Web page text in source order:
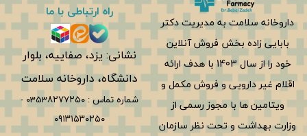
داروخانه سلامت به مدیریت دکتر
بابایی زاده بخش فروش آنلاین
خود را از سال 1403 با هدف ارائه
اقلام غیر دارویی و فروش مکمل و
ویتامین ها با مجوز رسمی از
وزارت بهداشت و تحت نظر سازمان
راه ارتباطی با ما
نشانی: یزد، صفاییه، بلوار
دانشگاه، داروخانه سلامت
شماره تماس :0353۸۲۷۷۲۵۰ -
۰۹۱۳۱۵۳۰۲۵۰